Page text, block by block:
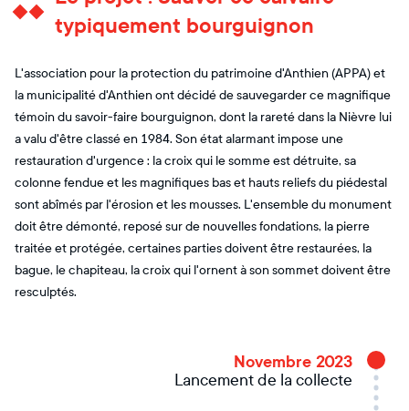
typiquement bourguignon
L'association pour la protection du patrimoine d'Anthien (APPA) et
la municipalité d'Anthien ont décidé de sauvegarder ce magnifique
témoin du savoir-faire bourguignon, dont la rareté dans la Nièvre lui
a valu d'être classé en 1984. Son état alarmant impose une
restauration d'urgence : la croix qui le somme est détruite, sa
colonne fendue et les magnifiques bas et hauts reliefs du piédestal
sont abîmés par l'érosion et les mousses. L'ensemble du monument
doit être démonté, reposé sur de nouvelles fondations, la pierre
traitée et protégée, certaines parties doivent être restaurées, la
bague, le chapiteau, la croix qui l'ornent à son sommet doivent être
resculptés.
Novembre 2023
Lancement de la collecte